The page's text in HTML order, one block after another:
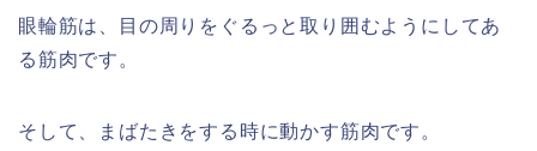
眼輪筋は、目の周りをぐるっと取り囲むようにしてあ
る筋肉です。
そして、まばたきをする時に動かす筋肉です。